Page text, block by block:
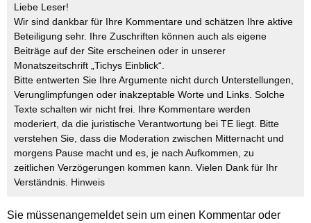
Liebe Leser!
Wir sind dankbar für Ihre Kommentare und schätzen Ihre aktive
Beteiligung sehr. Ihre Zuschriften können auch als eigene
Beiträge auf der Site erscheinen oder in unserer
Monatszeitschrift „Tichys Einblick“.
Bitte entwerten Sie Ihre Argumente nicht durch Unterstellungen,
Verunglimpfungen oder inakzeptable Worte und Links. Solche
Texte schalten wir nicht frei. Ihre Kommentare werden
moderiert, da die juristische Verantwortung bei TE liegt. Bitte
verstehen Sie, dass die Moderation zwischen Mitternacht und
morgens Pause macht und es, je nach Aufkommen, zu
zeitlichen Verzögerungen kommen kann. Vielen Dank für Ihr
Verständnis. Hinweis
Sie müssenangemeldetsein um einen Kommentar oder